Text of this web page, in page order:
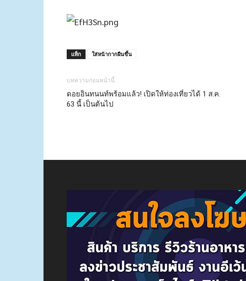
แท็ก ใส่หน้ากากผืนขึ้น
บทความก่อนหน้านี้
ดอยอินทนนท์พร้อมแล้ว! เปิดให้ท่องเที่ยวได้ 1 ส.ค.
63 นี้ เป็นต้นไป